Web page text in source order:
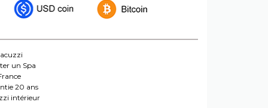
un Spa
20 ans
intérieur